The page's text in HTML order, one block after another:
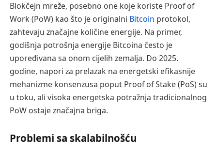
Blokčejn mreže, posebno one koje koriste Proof of
Work (PoW) kao što je originalni Bitcoin protokol,
zahtevaju značajne količine energije. Na primer,
godišnja potrošnja energije Bitcoina često je
upoređivana sa onom cijelih zemalja. Do 2025.
godine, napori za prelazak na energetski efikasnije
mehanizme konsenzusa poput Proof of Stake (PoS) su
u toku, ali visoka energetska potražnja tradicionalnog
PoW ostaje značajna briga.
Problemi sa skalabilnošću